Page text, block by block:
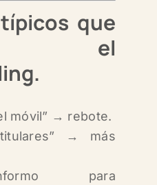
que
el
móvil” → rebote.
→ más
para